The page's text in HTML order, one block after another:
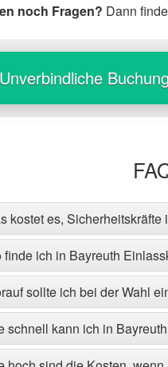
noch Fragen? Dann
Unverbindliche
kostet es,
finde ich in Bayreuth
sollte ich bei der Wahl
schnell kann ich in